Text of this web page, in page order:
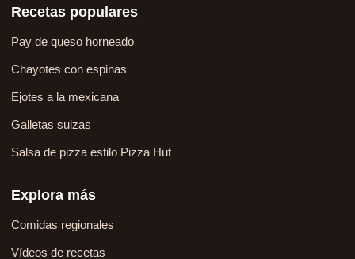
Recetas populares
Pay de queso horneado
Chayotes con espinas
Ejotes a la mexicana
Galletas suizas
Salsa de pizza estilo Pizza Hut
Explora más
Comidas regionales
Vídeos de recetas